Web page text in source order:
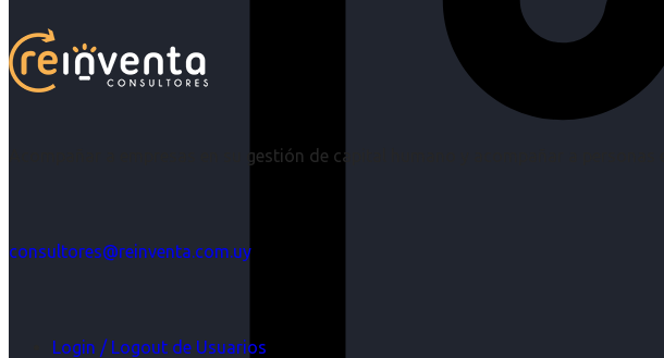
Acompañar a empresas en su gestión de capital humano y acompañar a
consultores@reinventa.com.uy
Login / Logout de Usuarios